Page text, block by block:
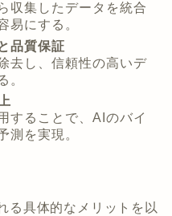
収集したデータを統合
易にする。
品質保証
去し、信頼性の高いデ
。
することで、AIのバイ
測を実現。
る具体的なメリットを以